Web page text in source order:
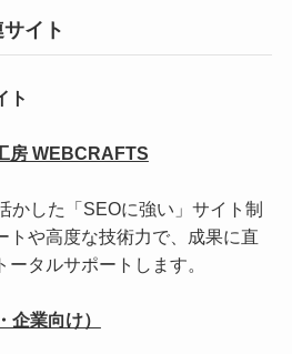
イト
ト
房 WEBCRAFTS
かした「SEOに強い」サイト制
トや高度な技術力で、成果に直
タルサポートします。
業向け）